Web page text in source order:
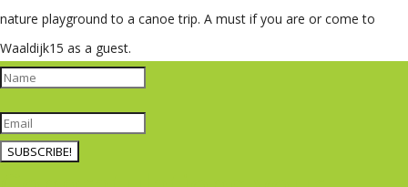
nature playground to a canoe trip. A must if you are or come to
Waaldijk15 as a guest.
SUBSCRIBE!